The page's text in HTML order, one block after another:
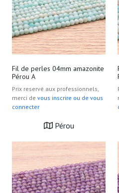
Fil de perles 04mm amazonite
Pérou A
Prix reservé aux professionnels,
merci de vous inscrire ou de vous
connecter
Pérou